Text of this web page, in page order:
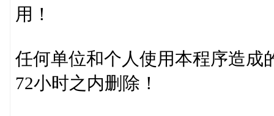
用！
任何单位和个人使用本程序造成
72小时之内删除！